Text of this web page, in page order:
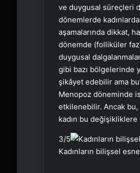
ve duygusal süreçleri
dönemlerde
aşamalarında dikkat,
dönemde (folliküler
duygusal
gibi bazı bölgelerinde
şikâyet edebilir ama
Menopoz döneminde
etkilenebilir. Ancak bu,
kadın bu değişikliklere
3/5
Kadınların bilişsel